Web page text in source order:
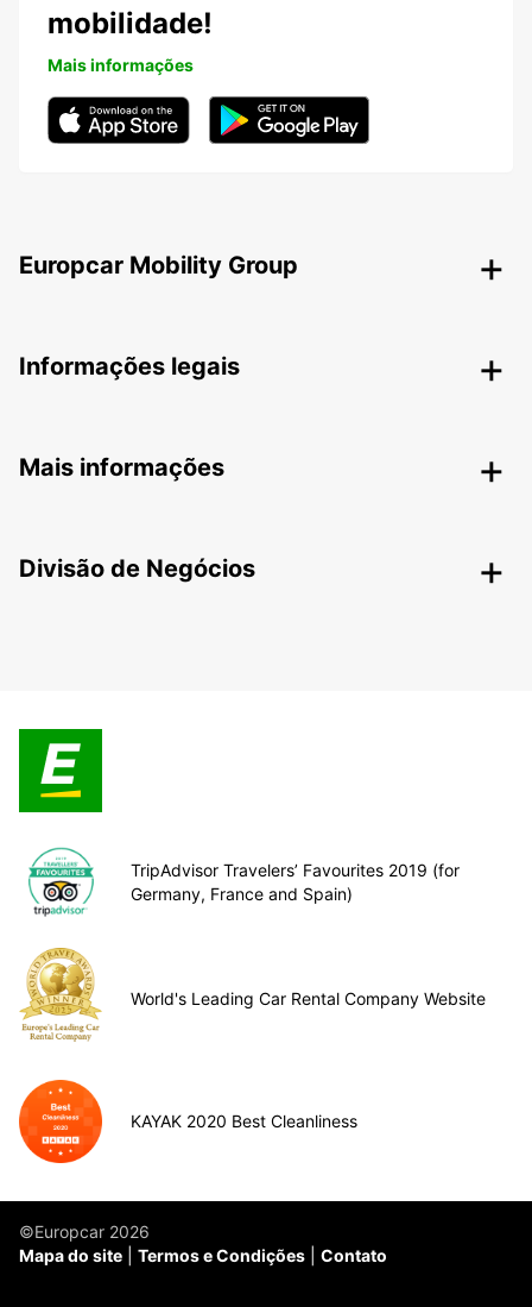
mobilidade!
Mais informações
Europcar Mobility Group
Informações legais
Mais informações
Divisão de Negócios
TripAdvisor Travelers’ Favourites 2019 (for
Germany, France and Spain)
World's Leading Car Rental Company Website
KAYAK 2020 Best Cleanliness
©Europcar 2026
Mapa do site
Termos e Condições Contato